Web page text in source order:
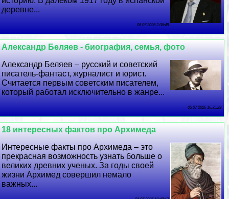
деревне...
06 07 2026 2:36:48
Александр Беляев - биография, семья, фото
Александр Беляев – русский и советский
писатель-фантаст, журналист и юрист.
Считается первым советским писателем,
который работал исключительно в жанре...
05 07 2026 16:35:29
18 интересных фактов про Архимеда
Интересные факты про Архимеда – это
прекрасная возможность узнать больше о
великих древних ученых. За годы своей
жизни Архимед совершил немало
важных...